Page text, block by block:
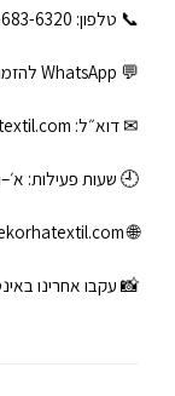
📞 טלפון: ‎03-683-6320
💬 WhatsApp להזמנות:
✉ דוא״ל:
🕘 שעות פעילות: א׳–ה׳ 08:30–17:30 | ו׳
🌐
📸 עקבו אחרינו